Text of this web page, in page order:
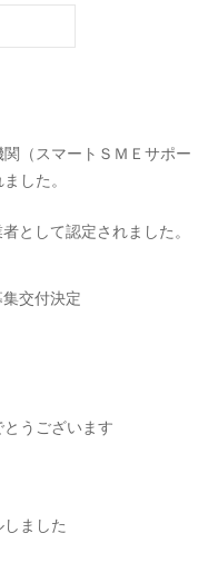
（スマートＳＭＥサポー
した。
として認定されました。
交付決定
うございます
ました